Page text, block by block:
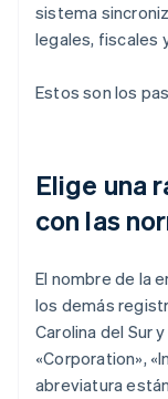
sistema
legales, fiscales
Estos son los
Elige una
con las
El nombre de la
los demás
Carolina del Sur
«Corporation»,
abreviatura